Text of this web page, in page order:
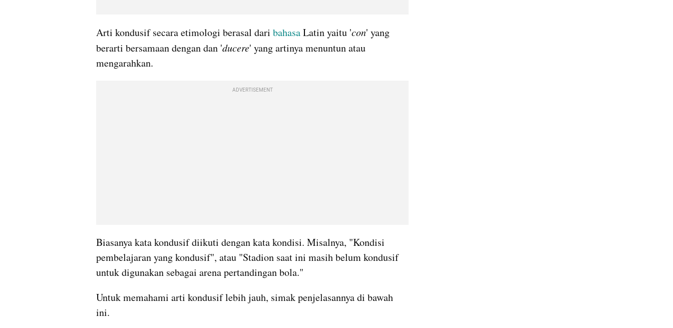
Arti kondusif secara etimologi berasal dari bahasa Latin yaitu 'con' yang
berarti bersamaan dengan dan 'ducere' yang artinya menuntun atau
mengarahkan.
ADVERTISEMENT
Biasanya kata kondusif diikuti dengan kata kondisi. Misalnya, "Kondisi
pembelajaran yang kondusif", atau "Stadion saat ini masih belum kondusif
untuk digunakan sebagai arena pertandingan bola."
Untuk memahami arti kondusif lebih jauh, simak penjelasannya di bawah
ini.